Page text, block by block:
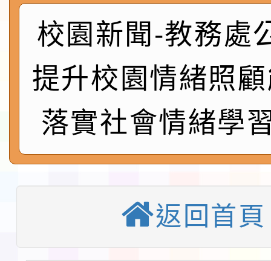
實施要點各1份
程
函轉國家通訊傳播委員
鎮韌性（防空）演習－
速演練執行計畫」
「115年金融知識線上
法」
本校115學年度第1學
第3次招考代課鐘點教
告(不再辦理後續甄選)
檢送「桃園市115學年
賽實施要點」1份
本市「115學年度學生
程安排一案
「桃園市補助參觀特色
教育部校安中心白海豚
校園新聞-教務處
提升校園情緒照
落實社會情緒學
返回首頁